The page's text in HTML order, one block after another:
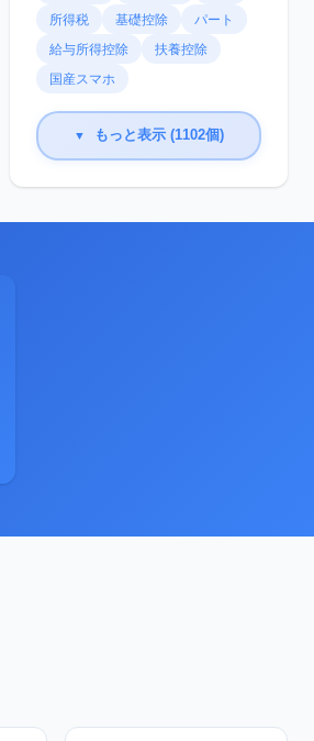
所得税
基礎控除
パート
給与所得控除
扶養控除
国産スマホ
▼ もっと表示 (1102個)